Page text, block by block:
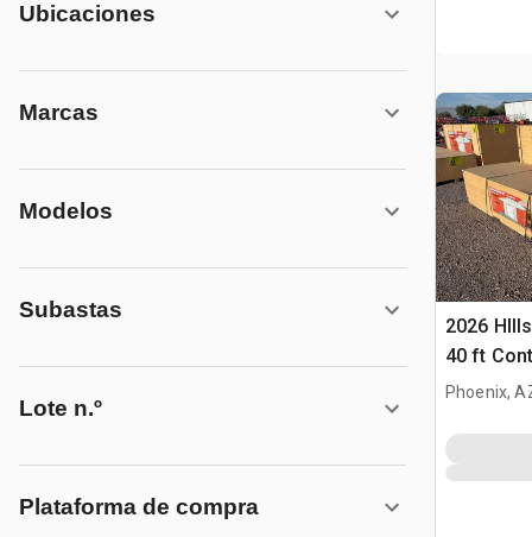
Ubicaciones
Marcas
Modelos
Subastas
Lote n.º
Plataforma de compra
2026
40 ft
Carpa
Phoenix,